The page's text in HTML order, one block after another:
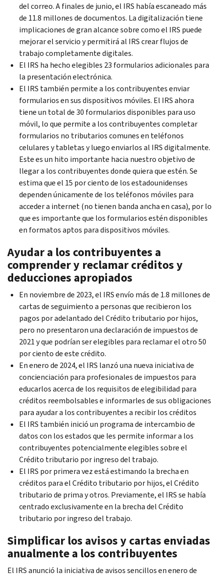
del correo. A finales de junio, el IRS había escaneado más
de 11.8 millones de documentos. La digitalización tiene
implicaciones de gran alcance sobre como el IRS puede
mejorar el servicio y permitirá al IRS crear flujos de
trabajo completamente digitales.
El IRS ha hecho elegibles 23 formularios adicionales para
la presentación electrónica.
El IRS también permite a los contribuyentes enviar
formularios en sus dispositivos móviles. El IRS ahora
tiene un total de 30 formularios disponibles para uso
móvil, lo que permite a los contribuyentes completar
formularios no tributarios comunes en teléfonos
celulares y tabletas y luego enviarlos al IRS digitalmente.
Este es un hito importante hacia nuestro objetivo de
llegar a los contribuyentes donde quiera que estén. Se
estima que el 15 por ciento de los estadounidenses
dependen únicamente de los teléfonos móviles para
acceder a internet (no tienen banda ancha en casa), por lo
que es importante que los formularios estén disponibles
en formatos aptos para dispositivos móviles.
Ayudar a los contribuyentes a
comprender y reclamar créditos y
deducciones apropiados
En noviembre de 2023, el IRS envío más de 1.8 millones de
cartas de seguimiento a personas que recibieron los
pagos por adelantado del Crédito tributario por hijos,
pero no presentaron una declaración de impuestos de
2021 y que podrían ser elegibles para reclamar el otro 50
por ciento de este crédito.
En enero de 2024, el IRS lanzó una nueva iniciativa de
concienciación para profesionales de impuestos para
educarlos acerca de los requisitos de elegibilidad para
créditos reembolsables e informarles de sus obligaciones
para ayudar a los contribuyentes a recibir los créditos
El IRS también inició un programa de intercambio de
datos con los estados que les permite informar a los
contribuyentes potencialmente elegibles sobre el
Crédito tributario por ingreso del trabajo.
El IRS por primera vez está estimando la brecha en
créditos para el Crédito tributario por hijos, el Crédito
tributario de prima y otros. Previamente, el IRS se había
centrado exclusivamente en la brecha del Crédito
tributario por ingreso del trabajo.
Simplificar los avisos y cartas enviadas
anualmente a los contribuyentes
El IRS anunció la iniciativa de avisos sencillos en enero de